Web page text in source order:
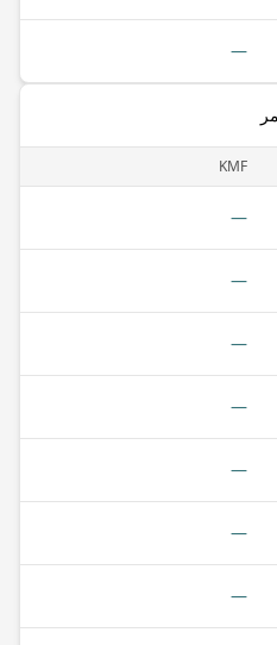
—
KMF
—
—
—
—
—
—
—